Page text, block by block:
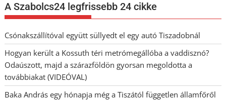
A Szabolcs24 legfrissebb 24 cikke
Csónakszállítóval együtt süllyedt el egy autó Tiszadobnál
Hogyan került a Kossuth téri metrómegállóba a vaddisznó?
Odaúszott, majd a szárazföldön gyorsan megoldotta a
továbbiakat (VIDEÓVAL)
Baka András egy hónapja még a Tiszától független államfőről